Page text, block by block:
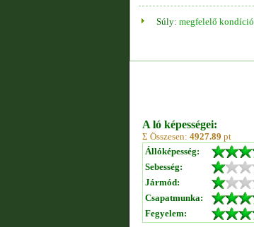
Súly: megfelelő kondíció
A ló képességei:
Σ Összesen: 4927.89 pt
Állóképesség:
Sebesség:
Jármód:
Csapatmunka:
Fegyelem: